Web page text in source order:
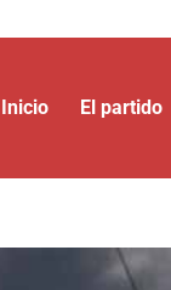
Inicio El partido